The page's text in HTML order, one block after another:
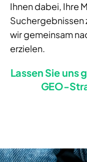
Ihnen dabei, Ihre
Suchergebnissen
wir gemeinsam
erzielen.
Lassen Sie uns
GEO-